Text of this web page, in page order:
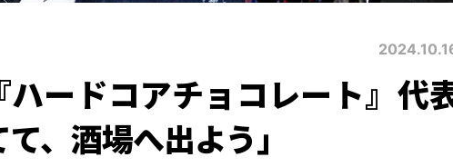
ードコアチョコレート』代
、酒場へ出よう」